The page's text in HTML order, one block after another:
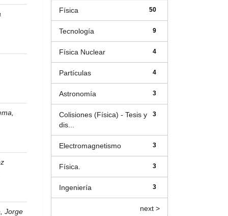
Jorge
50
Física
9
Tecnología
4
Física Nuclear
4
Partículas
3
Astronomía
3
Colisiones (Física) - Tesis y
dis...
3
Electromagnetismo
3
Física.
3
Ingeniería
next >